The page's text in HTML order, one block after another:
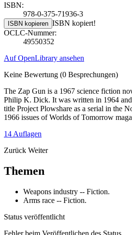
ISBN:
978-0-375-71936-3
ISBN kopieren ISBN kopiert!
OCLC-Nummer:
49550352
Auf OpenLibrary ansehen
Keine Bewertung (0 Besprechungen)
The Zap Gun is a 1967 science fiction
Philip K. Dick. It was written in 1964
title Project Plowshare as a serial in the
1966 issues of Worlds of Tomorrow
14 Auflagen
Zurück Weiter
Themen
Weapons industry -- Fiction.
Arms race -- Fiction.
Status veröffentlicht
Fehler beim Veröffentlichen des Status